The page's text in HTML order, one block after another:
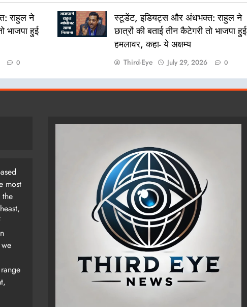
राहुल ने
भाजपा हुई
0
स्टूडेंट, इडियट्स और अंधभक्त: राहुल ने
छात्रों की बताई तीन कैटेगरी तो भाजपा हुई
हमलावर, कहा- ये अक्षम्य
Third-Eye July 29, 2026 0
most
the